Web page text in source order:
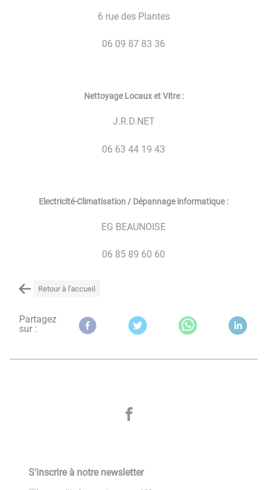
6 rue des Plantes
06 09 87 83 36
Nettoyage Locaux et Vitre :
J.R.D.NET
06 63 44 19 43
Electricité-Climatisation / Dépannage informatique :
EG BEAUNOISE
06 85 89 60 60
Retour à l'accueil
Partagez
sur :
S'inscrire à notre newsletter